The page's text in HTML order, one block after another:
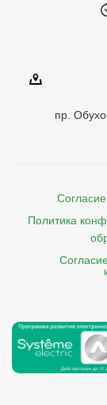
пр.
Политика